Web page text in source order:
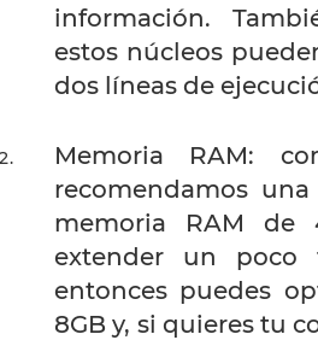
información.
estos núcleos
dos líneas de
Memoria RAM:
recomendamos
memoria RAM de
extender un poco
entonces puedes
8GB y, si quieres tu